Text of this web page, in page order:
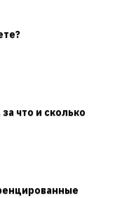
что и сколько